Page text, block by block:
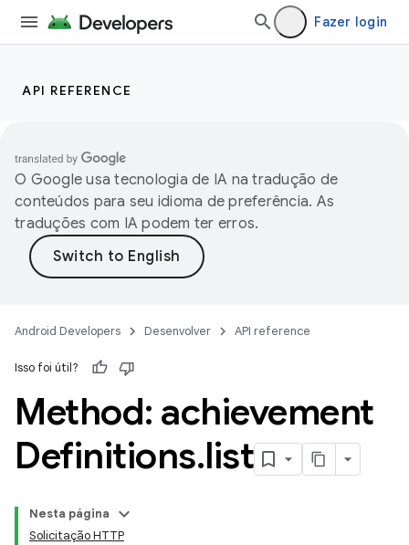
Fazer login
API REFERENCE
O Google usa tecnologia de IA na tradução de
conteúdos para seu idioma de preferência. As
traduções com IA podem ter erros.
Android Developers Desenvolver API reference
Isso foi útil?
Method: achievement
Definitions.list
Nesta página
Solicitação HTTP